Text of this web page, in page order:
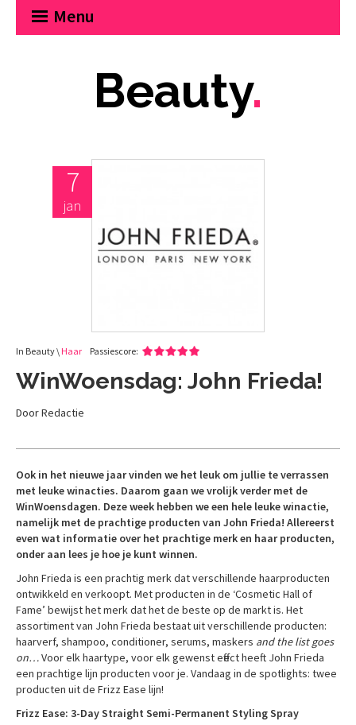
Menu
Beauty.
7
jan
In Beauty \ Haar Passiescore:
WinWoensdag: John Frieda!
Door Redactie
Ook in het nieuwe jaar vinden we het leuk om jullie te verrassen
met leuke winacties. Daarom gaan we vrolijk verder met de
WinWoensdagen. Deze week hebben we een hele leuke winactie,
namelijk met de prachtige producten van John Frieda! Allereerst
even wat informatie over het prachtige merk en haar producten,
onder aan lees je hoe je kunt winnen.
John Frieda is een prachtig merk dat verschillende haarproducten
ontwikkeld en verkoopt. Met producten in de ‘Cosmetic Hall of
Fame’ bewijst het merk dat het de beste op de markt is. Het
assortiment van John Frieda bestaat uit verschillende producten:
haarverf, shampoo, conditioner, serums, maskers and the list goes
on…Voor elk haartype, voor elk gewenst effect heeft John Frieda
een prachtige lijn producten voor je. Vandaag in de spotlights: twee
producten uit de Frizz Ease lijn!
Frizz Ease: 3-Day Straight Semi-Permanent Styling Spray